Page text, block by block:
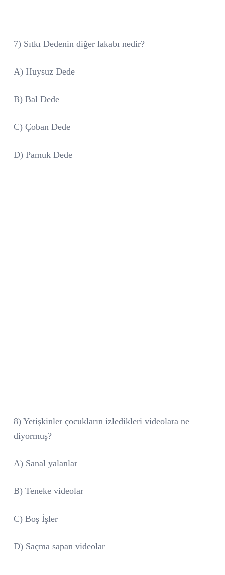
7) Sıtkı Dedenin diğer lakabı nedir?
A) Huysuz Dede
B) Bal Dede
C) Çoban Dede
D) Pamuk Dede
8) Yetişkinler çocukların izledikleri videolara ne
diyormuş?
A) Sanal yalanlar
B) Teneke videolar
C) Boş İşler
D) Saçma sapan videolar